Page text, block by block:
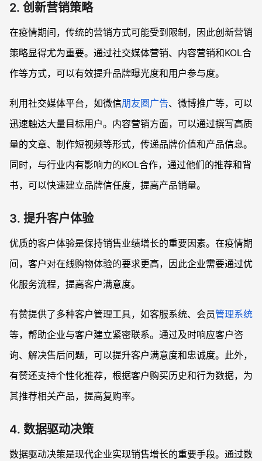
2. 创新营销策略
在疫情期间，传统的营销方式可能受到限制，因此创新营销
策略显得尤为重要。通过社交媒体营销、内容营销和KOL合
作等方式，可以有效提升品牌曝光度和用户参与度。
利用社交媒体平台，如微信朋友圈广告、微博推广等，可以
迅速触达大量目标用户。内容营销方面，可以通过撰写高质
量的文章、制作短视频等形式，传递品牌价值和产品信息。
同时，与行业内有影响力的KOL合作，通过他们的推荐和背
书，可以快速建立品牌信任度，提高产品销量。
3. 提升客户体验
优质的客户体验是保持销售业绩增长的重要因素。在疫情期
间，客户对在线购物体验的要求更高，因此企业需要通过优
化服务流程，提高客户满意度。
有赞提供了多种客户管理工具，如客服系统、会员管理系统
等，帮助企业与客户建立紧密联系。通过及时响应客户咨
询、解决售后问题，可以提升客户满意度和忠诚度。此外，
有赞还支持个性化推荐，根据客户购买历史和行为数据，为
其推荐相关产品，提高复购率。
4. 数据驱动决策
数据驱动决策是现代企业实现销售增长的重要手段。通过数